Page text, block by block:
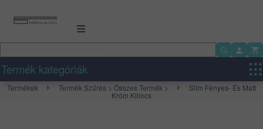
Termék kategóriák
Termékek Termék Szűrés > Összes Termék > Slim Fényes- És Matt
Króm Kilincs